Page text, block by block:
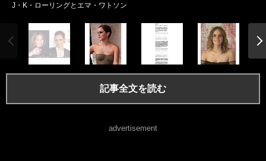
J・K・ローリングとエマ・ワトソン
記事全文を読む
advertisement